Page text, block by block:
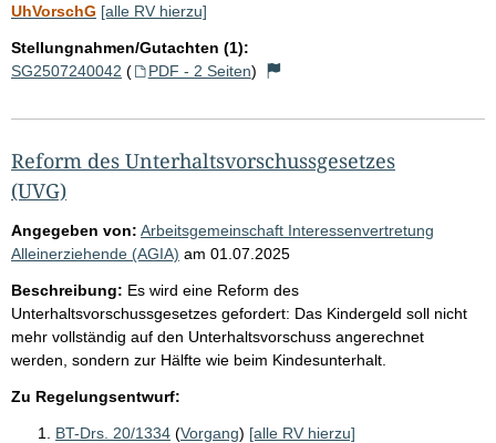
UhVorschG [alle RV hierzu]
Stellungnahmen/Gutachten (1):
SG2507240042 ( PDF - 2 Seiten)
Reform des Unterhaltsvorschussgesetzes
(UVG)
Angegeben von: Arbeitsgemeinschaft Interessenvertretung
Alleinerziehende (AGIA) am 01.07.2025
Beschreibung: Es wird eine Reform des
Unterhaltsvorschussgesetzes gefordert: Das Kindergeld soll nicht
mehr vollständig auf den Unterhaltsvorschuss angerechnet
werden, sondern zur Hälfte wie beim Kindesunterhalt.
Zu Regelungsentwurf:
BT-Drs. 20/1334 (Vorgang) [alle RV hierzu]